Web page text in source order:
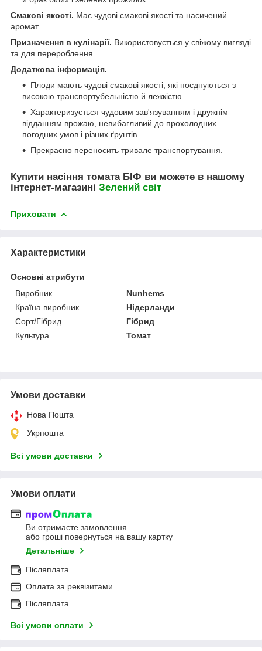
Смакові якості. Має чудові смакові якості та насичений
аромат.
Призначення в кулінарії. Використовується у свіжому вигляді
та для перероблення.
Додаткова інформація.
Плоди мають чудові смакові якості, які поєднуються з
високою транспортубельністю й лежкістю.
Характеризується чудовим зав'язуванням і дружнім
відданням врожаю, невибагливий до прохолодних
погодних умов і різних ґрунтів.
Прекрасно переносить тривале транспортування.
Купити насіння томата БІФ ви можете в нашому
інтернет-магазині Зелений свiт
Приховати
Характеристики
Основні атрибути
Виробник
Nunhems
Країна виробник
Нідерланди
Сорт/Гібрид
Гібрид
Культура
Томат
Умови доставки
Нова Пошта
Укрпошта
Всі умови доставки
Умови оплати
Ви отримаєте замовлення
або гроші повернуться на вашу картку
Детальніше
Післяплата
Оплата за реквізитами
Післяплата
Всі умови оплати